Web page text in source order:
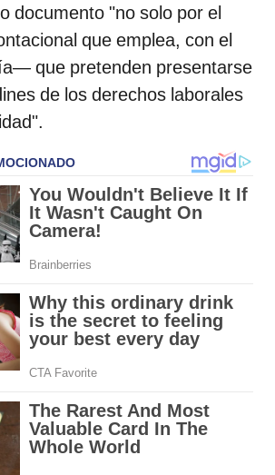
documento "no solo por el
que emplea, con el
que pretenden presentarse
de los derechos laborales